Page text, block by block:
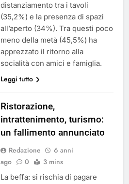
distanziamento tra i tavoli
(35,2%) e la presenza di spazi
all’aperto (34%). Tra questi poco
meno della metà (45,5%) ha
apprezzato il ritorno alla
socialità con amici e famiglia.
Leggi tutto
Ristorazione,
intrattenimento, turismo:
un fallimento annunciato
Redazione
6 anni
ago
0 3 mins
La beffa: si rischia di pagare